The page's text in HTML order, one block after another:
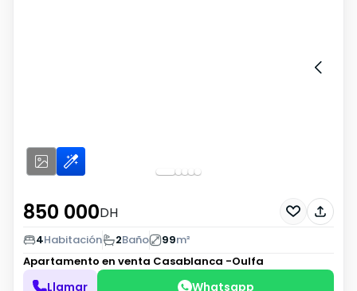
850 000DH
4Habitación 2Baño 99m²
Apartamento en venta Casablanca -Oulfa
Llamar Whatsapp